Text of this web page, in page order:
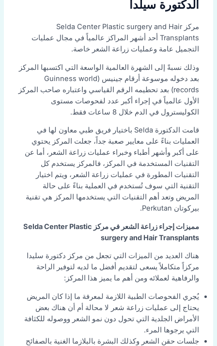
الدكتورة سيلدا
مركز Selda Center Plastic surgery and Hair
Transplants أحد أشهر المراكز عالمياً في مجال عمليات
التجميل عامة وعمليات زراعة الشعر خاصة.
وذلك نسبةً إلى الشهرة العالمية الواسعة التي اكتسبها المركز
بعد دخوله موسوعة أرقام جينيس (Guinness world
records) بعد تحطيمه الرقم القياسي واعتباره صاحب المركز
الأول عالمياً في إجراء أكبر عدد لفحوصات مستوى
الكوليسترول في الدم خلال 8 ساعات فقط.
قامت الدكتورة Selda باختيار فريق طبي معاون لها في
العمليات بناءً على معايير صعبة جداً، جعلت المركز يحتوي
على أكبر وأشهر أطباء وخبراء عمليات زراعة الشعر، أما عن
التقنيات المستخدمة في المركز، فالمركز يستخدم كل
التقنيات المطورة في عمليات زراعة الشعر، ويتم اختيار
التقنية التي سوف تُستخدم في العملية بناءً على حالة
المريض وتعد أهم التقنيات التي يستخدمها المركز هي تقنية
بيركوتان Perkutan.
مميزات إجراء زراعة الشعر في مركز Selda Center Plastic
surgery and Hair Transplants
هناك العديد من الميزات التي تجعل من مركز دكتورة سليدا
مركزاً متكاملاً يسعى لتقديم أفضل ما لديه لتوفير الراحة
والرفاهية لعملائه ومن أهم ما يميز هذا المركز:
يُجري الفحوصات الطبية اللازمة لمعرفة ما إذا كان المريض
يحتاج إلى عمليات زراعة شعر لا محالة أم أن هناك بعض
الأمراض الجلدية التي تحول دون نمو الشعر ووصوله للكثافة
التي يرجوها المرء.
جلسات حقن الشعر وكذلك البشرة بالبلازما الغنية بالصفائح